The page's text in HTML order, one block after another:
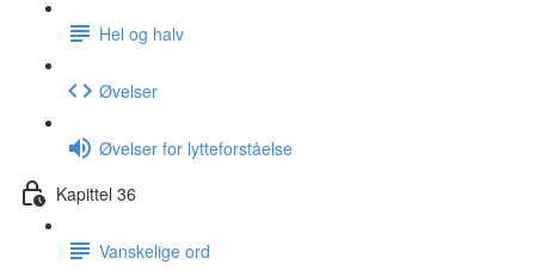
Hel og halv
Øvelser
Øvelser for lytteforståelse
Kapittel 36
Vanskelige ord